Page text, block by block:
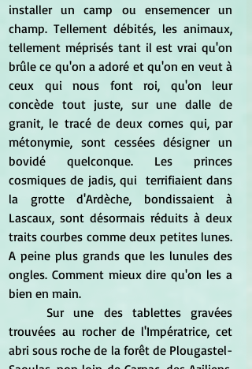
installer un camp ou ensemencer un
champ. Tellement débités, les animaux,
tellement méprisés tant il est vrai qu'on
brûle ce qu'on a adoré et qu'on en veut à
ceux qui nous font roi, qu'on leur
concède tout juste, sur une dalle de
granit, le tracé de deux cornes qui, par
métonymie, sont cessées désigner un
bovidé quelconque. Les princes
cosmiques de jadis, qui  terrifiaient dans
la grotte d'Ardèche, bondissaient à
Lascaux, sont désormais réduits à deux
traits courbes comme deux petites lunes.
A peine plus grands que les lunules des
ongles. Comment mieux dire qu'on les a
bien en main.
trouvées au rocher de l'Impératrice, cet
abri sous roche de la forêt de Plougastel-